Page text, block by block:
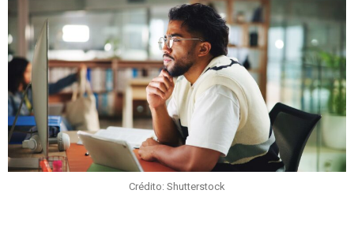
Crédito: Shutterstock